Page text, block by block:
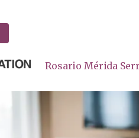
Rosario Mérida